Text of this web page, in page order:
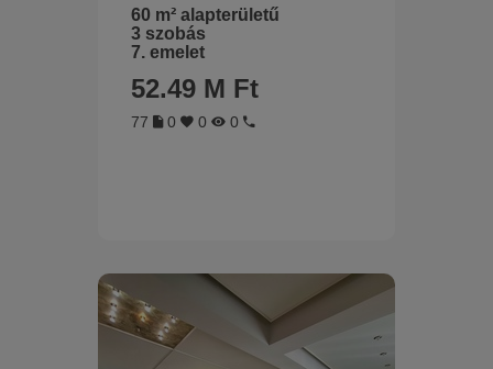
60 m² alapterületű
3 szobás
7. emelet
52.49 M Ft
77 0 0 0